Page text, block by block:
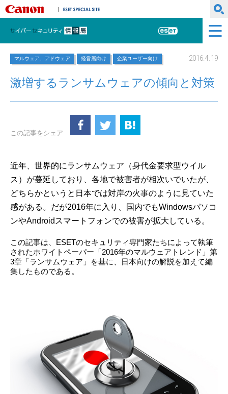
キヤノンマーケティングジャパン株式会社
サイバーセキュリティ情報局
ESET
マルウェア、アドウェア 経営層向け 企業ユーザー向け 2016.4.19
激増するランサムウェアの傾向と対策
この記事をシェア
近年、世界的にランサムウェア（身代金要求型ウイル
ス）が蔓延しており、各地で被害者が相次いでいたが、
どちらかというと日本では対岸の火事のように見ていた
感がある。だが2016年に入り、国内でもWindowsパソコ
ンやAndroidスマートフォンでの被害が拡大している。
この記事は、ESETのセキュリティ専門家たちによって執筆
されたホワイトペーパー「2016年のマルウェアトレンド」第
3章「ランサムウェア」を基に、日本向けの解説を加えて編
集したものである。